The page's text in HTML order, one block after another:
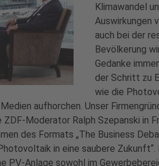
Klimawandel
Auswirkungen
auch bei der
Bevölkerung
Gedanke
der Schritt zu
wie die
aufhorchen. Unser
Moderator Ralph Szepanski in
des Formats „The Business
in eine saubere Zukunft“.
PV-Anlage sowohl im